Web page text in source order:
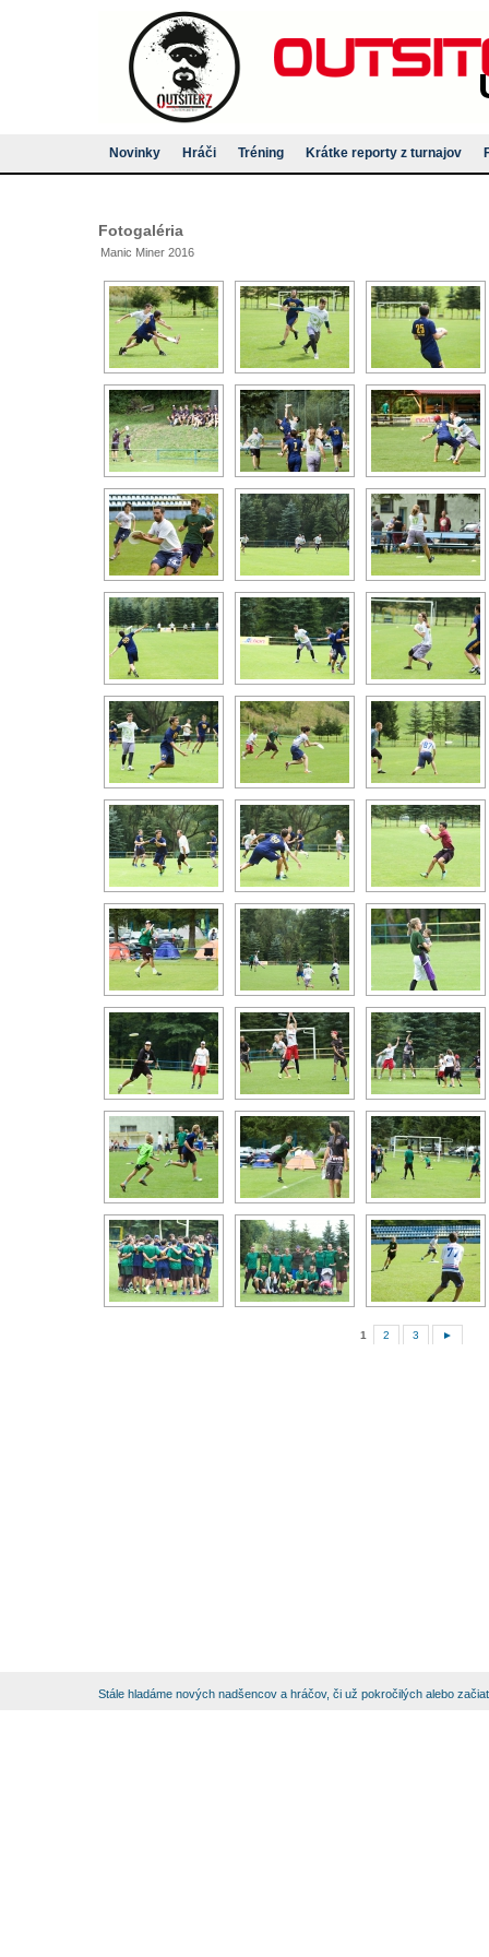
Novinky Hráči Tréning Krátke reporty z turnajov
Fotogaléria
Manic Miner 2016
1 2 3 ►
Stále hladáme nových nadšencov a hráčov, či už pokročilých alebo